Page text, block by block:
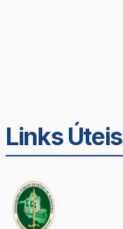
Links Úteis